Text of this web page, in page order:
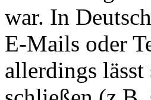
war. In
E-Mails oder
allerdings